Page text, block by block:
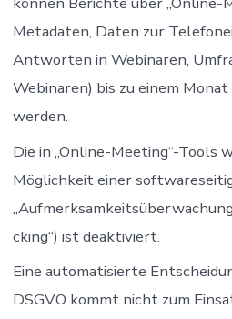
Metadaten, Daten zur
Antworten in Webinaren,
Webinaren) bis zu einem
werden.
Die in „Online-Meeting“-Tools
Möglichkeit einer
cking“) ist deaktiviert.
Eine automatisierte
DSGVO kommt nicht zum